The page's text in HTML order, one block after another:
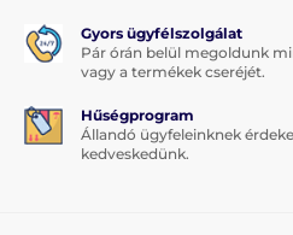
Gyors ügyfélszolgálat
Pár órán belül megoldunk
vagy a termékek cseréjét.
Hűségprogram
Állandó ügyfeleinknek
kedveskedünk.